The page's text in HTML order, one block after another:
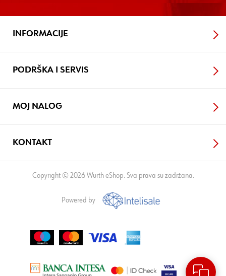
INFORMACIJE
PODRŠKA I SERVIS
MOJ NALOG
KONTAKT
Copyright © 2026 Wurth eShop. Sva prava su zadržana.
Powered by